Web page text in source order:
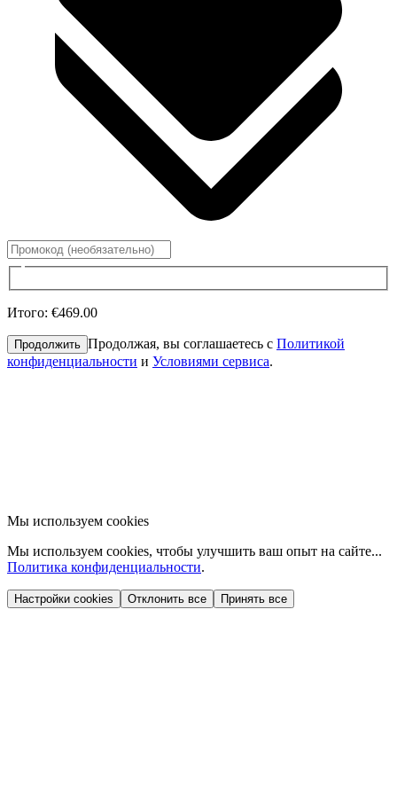
Итого: €469.00
Продолжить Продолжая, вы соглашаетесь с Политикой
конфиденциальности и Условиями сервиса.
Мы используем cookies
Мы используем cookies, чтобы улучшить ваш опыт на сайте...
Политика конфиденциальности.
Настройки cookies Отклонить все Принять все